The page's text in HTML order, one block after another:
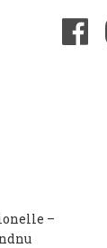
–